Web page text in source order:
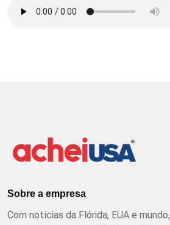
Sobre a empresa
Com notícias da Flórida, EUA e